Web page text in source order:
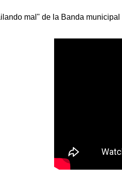
mal" de la Banda